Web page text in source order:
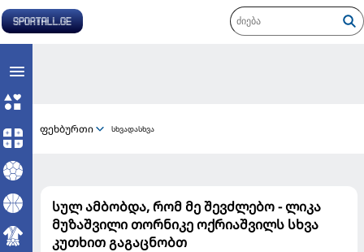
ფეხბურთი სხვადასხვა
სულ ამბობდა, რომ მე შევძლებო - ლიკა
მუზაშვილი თორნიკე ოქრიაშვილს სხვა
კუთხით გაგაცნობთ